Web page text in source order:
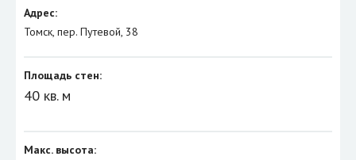
Адрес:
Томск, пер. Путевой, 38
Площадь стен:
40 кв. м
Макс. высота: